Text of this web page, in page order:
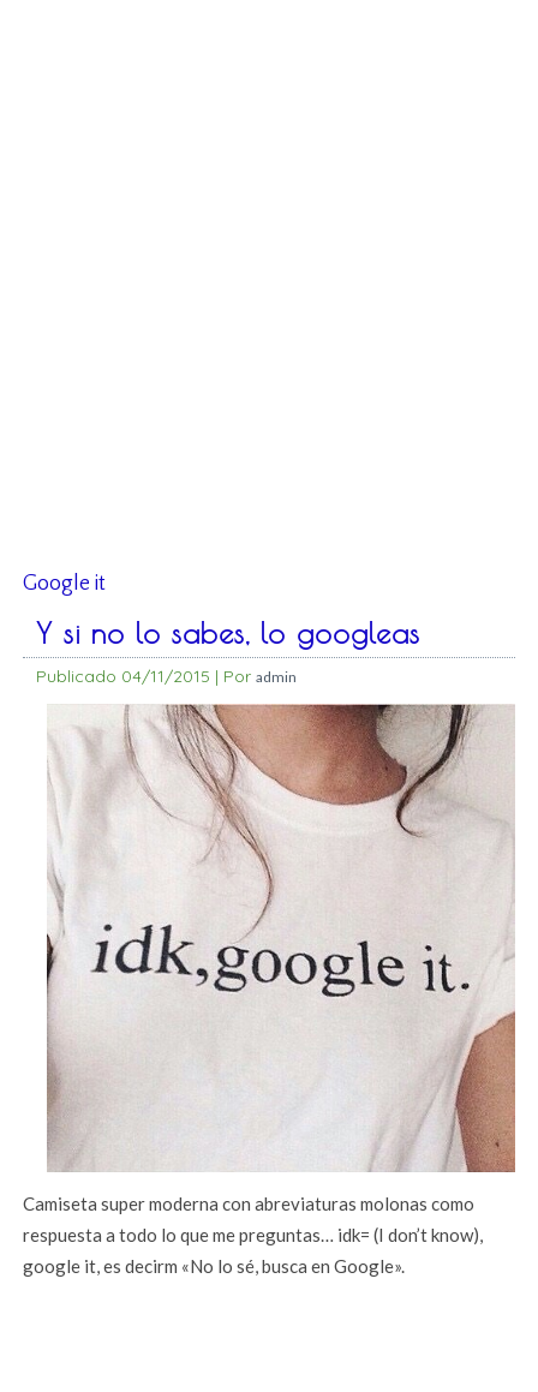
Google it
Y si no lo sabes, lo googleas
Publicado 04/11/2015 | Por admin
Camiseta super moderna con abreviaturas molonas como
respuesta a todo lo que me preguntas… idk= (I don’t know),
google it, es decirm «No lo sé, busca en Google».